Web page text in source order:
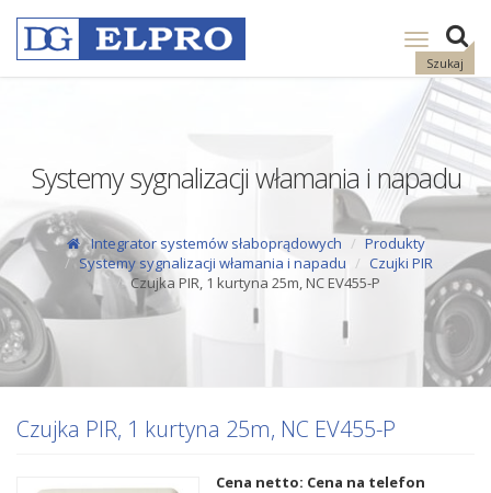
Szukaj
Pokaż
nawigację
Systemy sygnalizacji włamania i napadu
Integrator systemów słaboprądowych
Produkty
Systemy sygnalizacji włamania i napadu
Czujki PIR
Czujka PIR, 1 kurtyna 25m, NC EV455-P
Czujka PIR, 1 kurtyna 25m, NC EV455-P
Cena netto: Cena na telefon